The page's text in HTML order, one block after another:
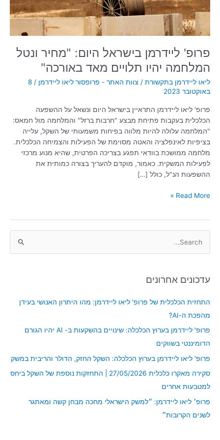
פרופ' ליידרמן בישראל היום: "מחיר ונטל
המלחמה יהיו תלויים מאד באורכה"
ליאו ליידרמן בתקשורת / צוות האתר - פרופסור ליאו ליידרמן /
8
באוקטובר 2023
פרופ' ליאו ליידרמן התראיין בישראל היום ונשאל על ההשפעה
הכלכלית בעקבות פתיחת מבצע "חרבות ברזל" והמלחמה מול חמאס:
"המלחמה עלולה להיות מלווה בפיחות משמעותי של השקל, עלייה
בציפיות לאינפלציה והאטה מסוימת של הפעילות והצמיחה הכלכלית.
מלחמה ממושכת בוודאי תפגע בצריכה הפרטית, שהיא מנוע מרכזי
לפעילות המשקית. כאמור, מוקדם להעריך בצורה כמותית את
ההשפעות הנ"ל, כולל […]
יהיו
תלויים
מאד
באורכה"
Read More »
r
:
עדכונים אחרונים
התחזית הכלכלית של פרופ' ליאו ליידרמן: מהו היתרון האנושי בעידן
מהפכת ה-AI?
פרופ' ליידרמן בערוץ הכלכלה: שינויים בהשקעות ב- AI יהיו הגורם
הדומיננטי בשווקים
פרופ' ליאו ליידרמן בערוץ הכלכלה: השקל החזק, הדולר והריבית במשק
סקירה מאקרו כלכלית 27/05/2026 | התחזקות נוספת של השקל ביחס
למטבעות אחרים
פרופ׳ ליאו ליידרמן: ״למשק הישראלי מחכה מבחן קשה ומאתגר
לשנים הקרובות״